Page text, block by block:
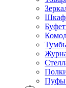
Пуфы